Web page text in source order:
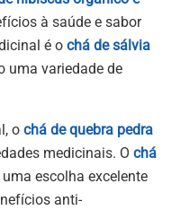
à saúde e sabor
é o chá de sálvia
uma variedade de
o chá de quebra pedra
medicinais. O chá
uma escolha excelente
anti-